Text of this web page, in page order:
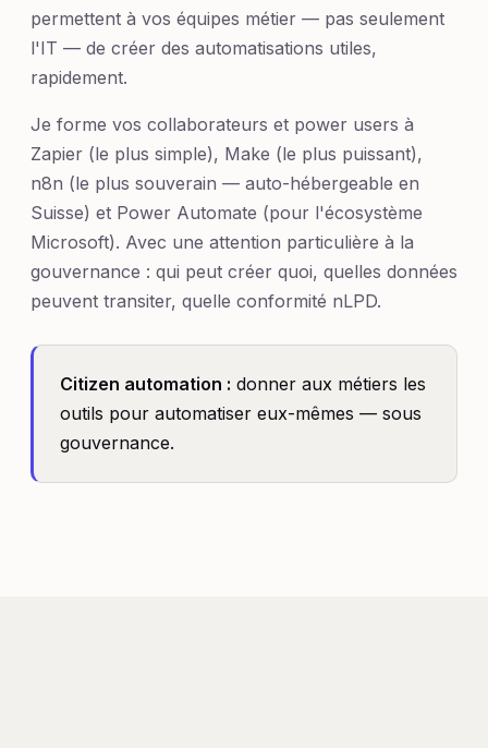
permettent à vos équipes métier — pas seulement
l'IT — de créer des automatisations utiles,
rapidement.
Je forme vos collaborateurs et power users à
Zapier (le plus simple), Make (le plus puissant),
n8n (le plus souverain — auto-hébergeable en
Suisse) et Power Automate (pour l'écosystème
Microsoft). Avec une attention particulière à la
gouvernance : qui peut créer quoi, quelles données
peuvent transiter, quelle conformité nLPD.
Citizen automation : donner aux métiers les
outils pour automatiser eux-mêmes — sous
gouvernance.